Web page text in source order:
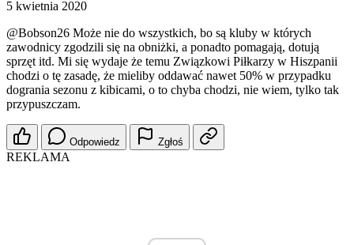
5 kwietnia 2020
@Bobson26 Może nie do wszystkich, bo są kluby w których
zawodnicy zgodzili się na obniżki, a ponadto pomagają, dotują
sprzęt itd. Mi się wydaje że temu Związkowi Piłkarzy w Hiszpanii
chodzi o tę zasadę, że mieliby oddawać nawet 50% w przypadku
dogrania sezonu z kibicami, o to chyba chodzi, nie wiem, tylko tak
przypuszczam.
Odpowiedz Zgłoś
REKLAMA